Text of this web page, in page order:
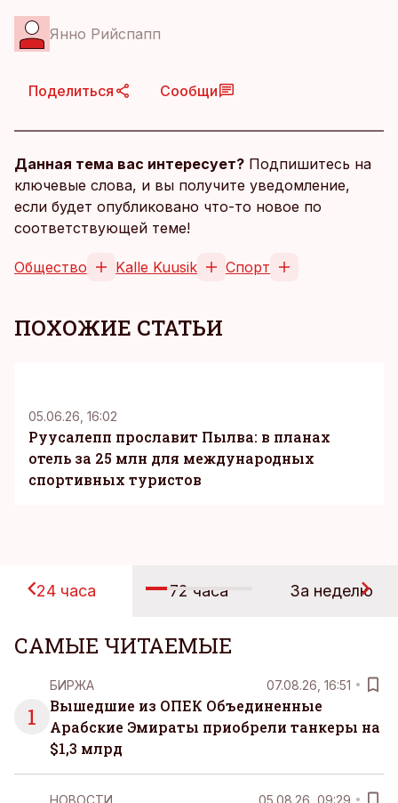
Янно Рийспапп
Поделиться Сообщи
Данная тема вас интересует? Подпишитесь на
ключевые слова, и вы получите уведомление,
если будет опубликовано что-то новое по
соответствующей теме!
Общество Kalle Kuusik Спорт
ПОХОЖИЕ СТАТЬИ
05.06.26, 16:02
Руусалепп прославит Пылва: в планах
отель за 25 млн для международных
спортивных туристов
24 часа 72 часа За неделю
САМЫЕ ЧИТАЕМЫЕ
1
БИРЖА 07.08.26, 16:51
Вышедшие из ОПЕК Объединенные
Арабские Эмираты приобрели танкеры на
$1,3 млрд
НОВОСТИ 05.08.26, 09:29